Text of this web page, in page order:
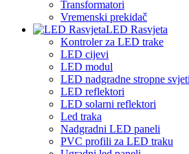
Transformatori
Vremenski prekidač
LED Rasvjeta
Kontroler za LED trake
LED cijevi
LED modul
LED nadgradne stropne
LED reflektori
LED solarni reflektori
Led traka
Nadgradni LED paneli
PVC profili za LED traku